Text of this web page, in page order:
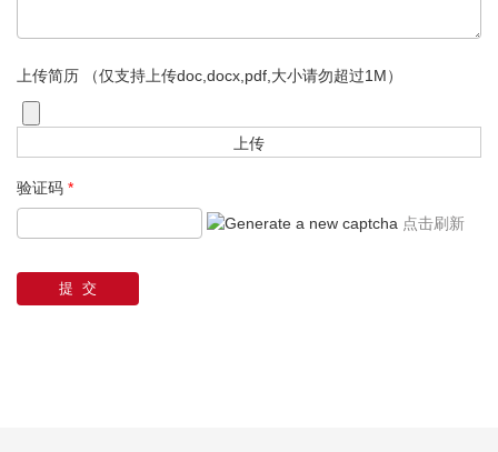
上传简历 （仅支持上传doc,docx,pdf,大小请勿超过1M）
验证码 *
点击刷新